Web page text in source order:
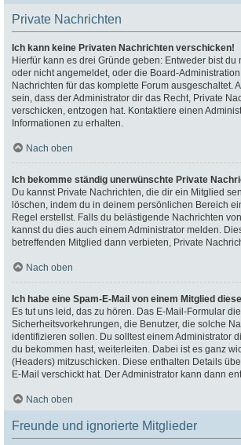
Private Nachrichten
Ich kann keine Privaten Nachrichten verschicken!
Hierfür kann es drei Gründe geben: Entweder bist du
oder nicht angemeldet, oder die Board-
Nachrichten für das komplette Forum ausgeschaltet.
sein, dass der Administrator dir das Recht, Private
verschicken, entzogen hat. Kontaktiere einen
Informationen zu erhalten.
Nach oben
Ich bekomme ständig unerwünschte Private
Du kannst Private Nachrichten, die dir ein Mitglied
löschen, indem du in deinem persönlichen Bereich
Regel erstellst. Falls du belästigende Nachrichten
kannst du dies auch einem Administrator melden.
betreffenden Mitglied dann verbieten, Private
Nach oben
Ich habe eine Spam-E-Mail von einem Mitglied
Es tut uns leid, das zu hören. Das E-Mail-Formular
Sicherheitsvorkehrungen, die Benutzer, die solche
identifizieren sollen. Du solltest einem Administrator
du bekommen hast, weiterleiten. Dabei ist es ganz
(Headers) mitzuschicken. Diese enthalten Details
E-Mail verschickt hat. Der Administrator kann dann
Nach oben
Freunde und ignorierte Mitglieder